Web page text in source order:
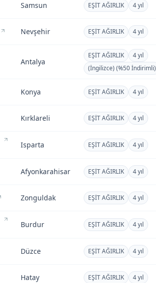
Samsun EŞİT AĞIRLIK 4 yıl
Nevşehir EŞİT AĞIRLIK 4 yıl
Antalya
EŞİT AĞIRLIK
4 yıl
(İngilizce) (%50 İndirimli)
Konya EŞİT AĞIRLIK 4 yıl
Kırklareli EŞİT AĞIRLIK 4 yıl
Isparta EŞİT AĞIRLIK 4 yıl
Afyonkarahisar EŞİT AĞIRLIK 4 yıl
Zonguldak EŞİT AĞIRLIK 4 yıl
Burdur EŞİT AĞIRLIK 4 yıl
Düzce EŞİT AĞIRLIK 4 yıl
Hatay EŞİT AĞIRLIK 4 yıl